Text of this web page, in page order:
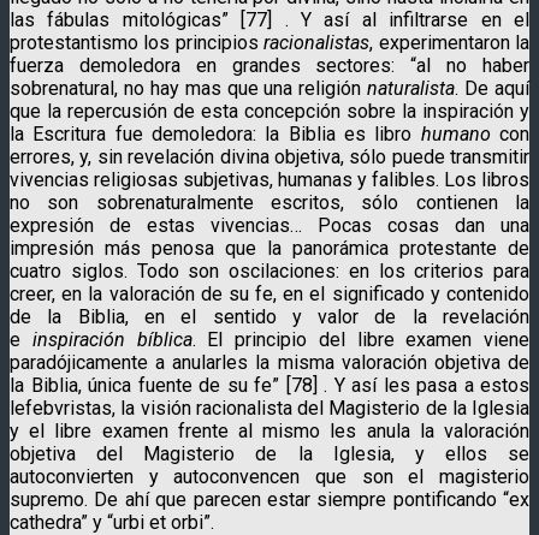
las fábulas mitológicas” [77] . Y así al infiltrarse en el
protestantismo los principiosracionalistas, experimentaron la
fuerza demoledora en grandes sectores: “al no haber
sobrenatural, no hay mas que una religiónnaturalista. De aquí
que la repercusión de esta concepción sobre la inspiración y
la Escritura fue demoledora: la Biblia es libro humanocon
errores, y, sin revelación divina objetiva, sólo puede transmitir
vivencias religiosas subjetivas, humanas y falibles. Los libros
no son sobrenaturalmente escritos, sólo contienen la
expresión de estas vivencias… Pocas cosas dan una
impresión más penosa que la panorámica protestante de
cuatro siglos. Todo son oscilaciones: en los criterios para
creer, en la valoración de su fe, en el significado y contenido
de la Biblia, en el sentido y valor de la revelación
e inspiración bíblica. El principio del libre examen viene
paradójicamente a anularles la misma valoración objetiva de
la Biblia, única fuente de su fe” [78] . Y así les pasa a estos
lefebvristas, la visión racionalista del Magisterio de la Iglesia
y el libre examen frente al mismo les anula la valoración
objetiva del Magisterio de la Iglesia, y ellos se
autoconvierten y autoconvencen que son el magisterio
supremo. De ahí que parecen estar siempre pontificando “ex
cathedra” y “urbi et orbi”.